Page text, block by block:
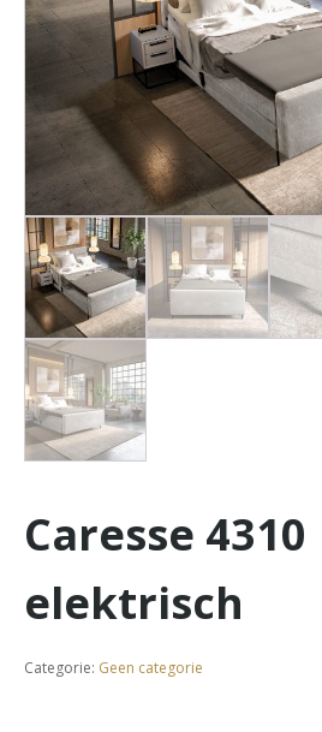
Caresse 4310
elektrisch
Categorie: Geen categorie